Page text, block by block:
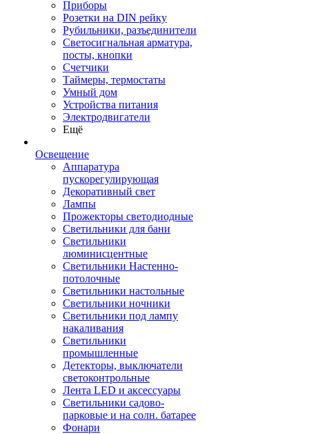
Приборы
Розетки на DIN рейку
Рубильники, разъединители
Светосигнальная арматура,
посты, кнопки
Счетчики
Таймеры, термостаты
Умный дом
Устройства питания
Электродвигатели
Ещё
Освещение
Аппаратура
пускорегулирующая
Декоративный свет
Лампы
Прожекторы светодиодные
Светильники для бани
Светильники
люминисцентные
Светильники Настенно-
потолочные
Светильники настольные
Светильники ночники
Светильники под лампу
накаливания
Светильники
промышленные
Детекторы, выключатели
светоконтрольные
Лента LED и аксессуары
Светильники садово-
парковые и на солн. батарее
Фонари